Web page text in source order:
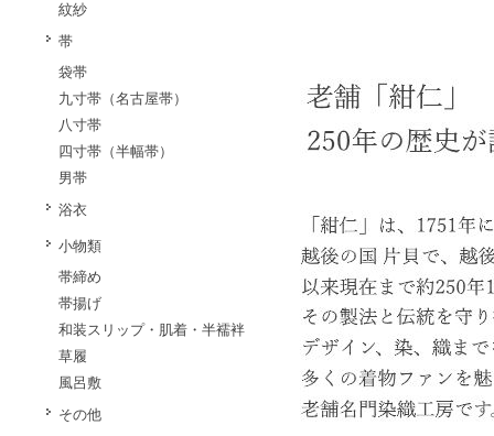
紋紗
帯
袋帯
九寸帯（名古屋帯）
八寸帯
四寸帯（半幅帯）
男帯
浴衣
小物類
帯締め
帯揚げ
和装スリップ・肌着・半襦袢
草履
風呂敷
その他